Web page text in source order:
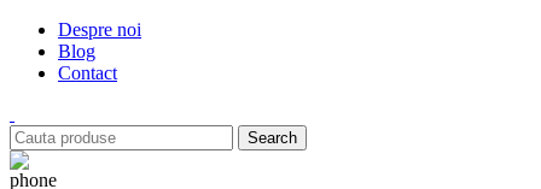
Despre noi
Blog
Contact
Search